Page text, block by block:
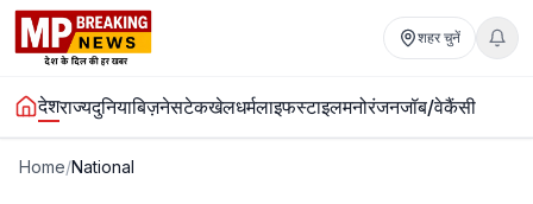
शहर चुनें
देशराज्यदुनियाबिज़नेसटेकखेलधर्मलाइफस्टाइलमनोरंजनजॉब/वेकैंसी
Home/National